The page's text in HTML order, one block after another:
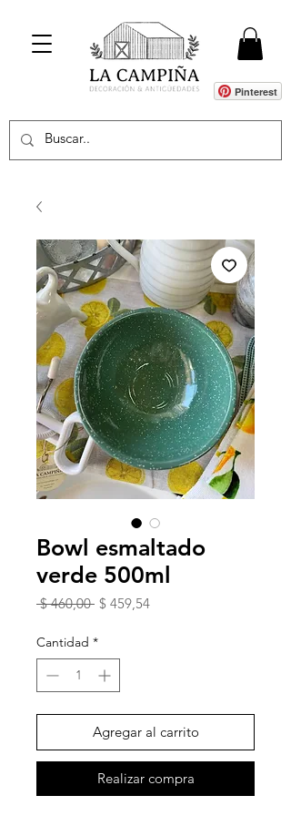
Pinterest
Bowl esmaltado
verde 500ml
$ 460,00 Precio
$ 459,54Precio
Cantidad *
Agregar al carrito
Realizar compra